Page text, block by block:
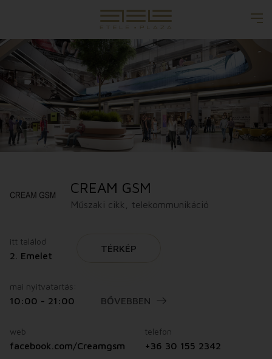
CREAM GSM
Műszaki cikk, telekommunikáció
itt találod
2. Emelet
TÉRKÉP
mai nyitvatartás:
10:00 - 21:00 BŐVEBBEN
web
facebook.com/Creamgsm
telefon
+36 30 155 2342